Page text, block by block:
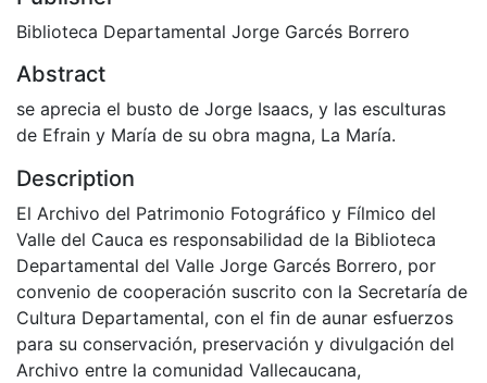
Biblioteca Departamental Jorge Garcés Borrero
Abstract
se aprecia el busto de Jorge Isaacs, y las esculturas
de Efrain y María de su obra magna, La María.
Description
El Archivo del Patrimonio Fotográfico y Fílmico del
Valle del Cauca es responsabilidad de la Biblioteca
Departamental del Valle Jorge Garcés Borrero, por
convenio de cooperación suscrito con la Secretaría de
Cultura Departamental, con el fin de aunar esfuerzos
para su conservación, preservación y divulgación del
Archivo entre la comunidad Vallecaucana,